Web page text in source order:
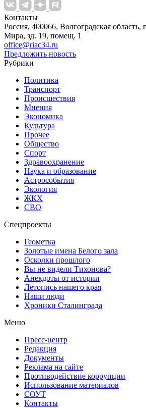
Контакты
Россия, 400066, Волгоградская область,
Мира, зд. 19, помещ. 1
office@riac34.ru
Предложить новость
Рубрики
Политика
Транспорт
Происшествия
Мнения
Экономика
Культура
Прочее
Общество
Спорт
Здравоохранение
Наука и образование
Астрособытия
Экология
ЖКХ
СВО
Спецпроекты
Геометка
Золотые имена Белого зала
Осколки прошлого
Вы не видели Тихонова?
Анекдоты от истории
Летопись нашего края
Наши люди
Хроники Сталинграда
Меню
Пресс-центр
Редакция
Документы
Реклама на сайте
Противодействие коррупции
Использование материалов
СОУТ
Контакты